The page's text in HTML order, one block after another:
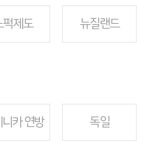
퍽제도 뉴질랜드
카 연방 독일